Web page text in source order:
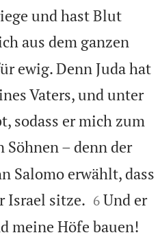
und hast Blut
aus dem ganzen
ewig. Denn Juda hat
Vaters, und unter
sodass er mich zum
– denn der
Salomo erwählt, dass
Israel sitze.
6 Und er
meine Höfe bauen!